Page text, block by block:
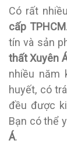
Có rất
cấp TPHCM
tín và sản
thất Xuyên
nhiều năm
huyết, có
đều được
Bạn có thể
Á.